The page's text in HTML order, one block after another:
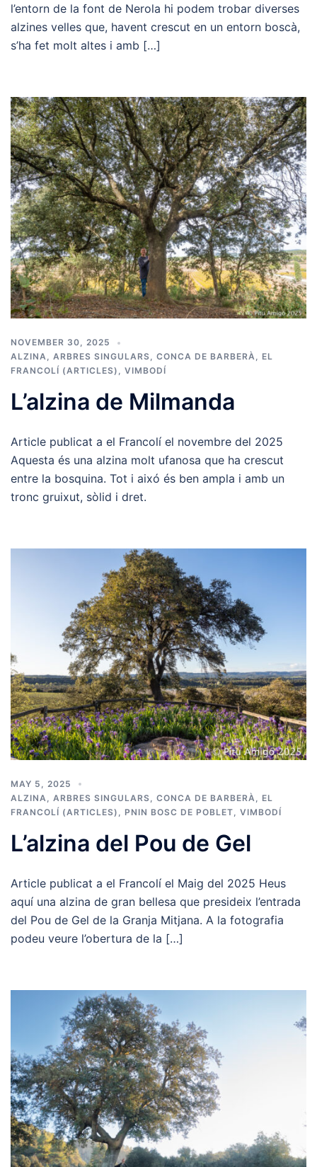
l’entorn de la font de Nerola hi podem trobar diverses
alzines velles que, havent crescut en un entorn boscà,
s’ha fet molt altes i amb […]
NOVEMBER 30, 2025
ALZINA, ARBRES SINGULARS, CONCA DE BARBERÀ, EL
FRANCOLÍ (ARTICLES) , VIMBODÍ
L’alzina de Milmanda
Article publicat a el Francolí el novembre del 2025
Aquesta és una alzina molt ufanosa que ha crescut
entre la bosquina. Tot i aixó és ben ampla i amb un
tronc gruixut, sòlid i dret.
MAY 5, 2025
ALZINA
ARBRES SINGULARS CONCA DE BARBERÀ
EL
FRANCOLÍ (ARTICLES)
PNIN BOSC DE POBLET VIMBODÍ
L’alzina del Pou de Gel
Article publicat a el Francolí el Maig del 2025 Heus
aquí una alzina de gran bellesa que presideix l’entrada
del Pou de Gel de la Granja Mitjana. A la fotografia
podeu veure l’obertura de la […]